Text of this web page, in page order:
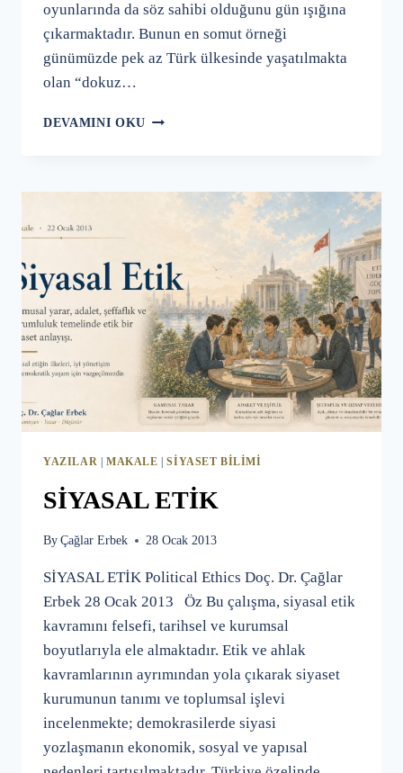
oyunlarında da söz sahibi olduğunu gün ışığına
çıkarmaktadır. Bunun en somut örneği
günümüzde pek az Türk ülkesinde yaşatılmakta
olan “dokuz…
DEVAMINI OKU DÖRT
ZEKA
DOKUZ
KUMALAK
(DOKUZ
TAŞ)
YAZILAR MAKALE |SIYASET BILIMI
SİYASAL ETİK
By Çağlar Erbek 28 Ocak 2013
SİYASAL ETİK Political Ethics Doç. Dr. Çağlar
Erbek 28 Ocak 2013 Öz Bu çalışma, siyasal etik
kavramını felsefi, tarihsel ve kurumsal
boyutlarıyla ele almaktadır. Etik ve ahlak
kavramlarının ayrımından yola çıkarak siyaset
kurumunun tanımı ve toplumsal işlevi
incelenmekte; demokrasilerde siyasi
yozlaşmanın ekonomik, sosyal ve yapısal